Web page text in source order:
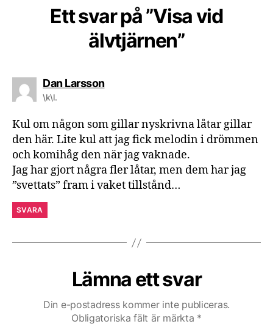
Ett svar på ”Visa vid
älvtjärnen”
Dan Larssonsäger:
\k\l.
Kul om någon som gillar nyskrivna låtar gillar
den här. Lite kul att jag fick melodin i drömmen
och komihåg den när jag vaknade.
Jag har gjort några fler låtar, men dem har jag
”svettats” fram i vaket tillstånd…
SVARA
Lämna ett svar
Din e-postadress kommer inte publiceras.
Obligatoriska fält är märkta *